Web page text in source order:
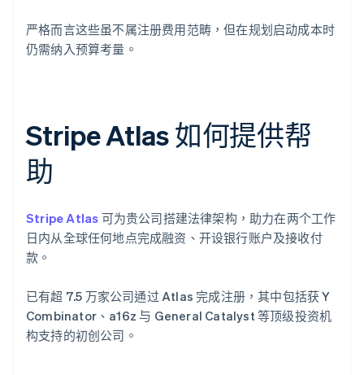
严格而言这些虽不属注册费用范畴，但在规划启动成本时
仍需纳入预算考量。
Stripe Atlas 如何提供帮
助
Stripe Atlas 可为贵公司搭建法律架构，助力在两个工作
日内从全球任何地点完成融资、开设银行账户及接收付
款。
已有超 7.5 万家公司通过 Atlas 完成注册，其中包括获 Y
Combinator、a16z 与 General Catalyst 等顶级投资机
构支持的初创公司。